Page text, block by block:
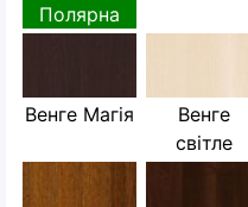
Полярна
Венге Магія
Венге
світле